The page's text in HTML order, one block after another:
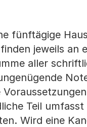
fünftägige
jeweils
aller
Teil
Wird eine